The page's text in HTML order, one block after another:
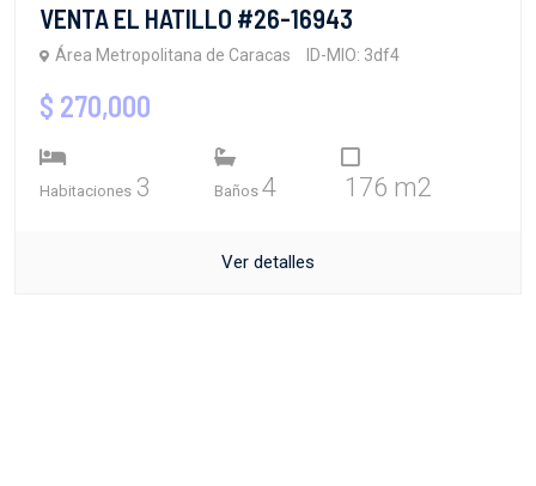
VENTA EL HATILLO #26-16943
Área Metropolitana de Caracas ID-MIO: 3df4
$ 270,000
Habitaciones 3 Baños 4 176 m2
Ver detalles